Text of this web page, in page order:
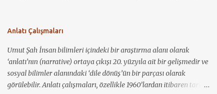
dönüşebildiğini, annelik kavramının toplum için ne demek
kullanılabileceğini görüyoruz. Birçok coğrafyada, çocuğa bakım
veren birincil kişinin anne olması gerektiği, anneliğin kutsallığı ve
bunun bir zorunlulukmuş gibi algılanması yadsınamaz bir gerçek.
Öte yandan, çocuk sahibi olmaya hazır hissetmeyen anne
Anlatı Çalışmaları
Umut Şah İnsan bilimleri içindeki bir araştırma alanı olarak
‘anlatı’nın (narrative) ortaya çıkışı 20. yüzyıla ait bir gelişmedir ve
sosyal bilimler alanındaki ‘dile dönüş’ün bir parçası olarak
görülebilir. Anlatı çalışmaları, özellikle 1960’lardan itibaren tarih,